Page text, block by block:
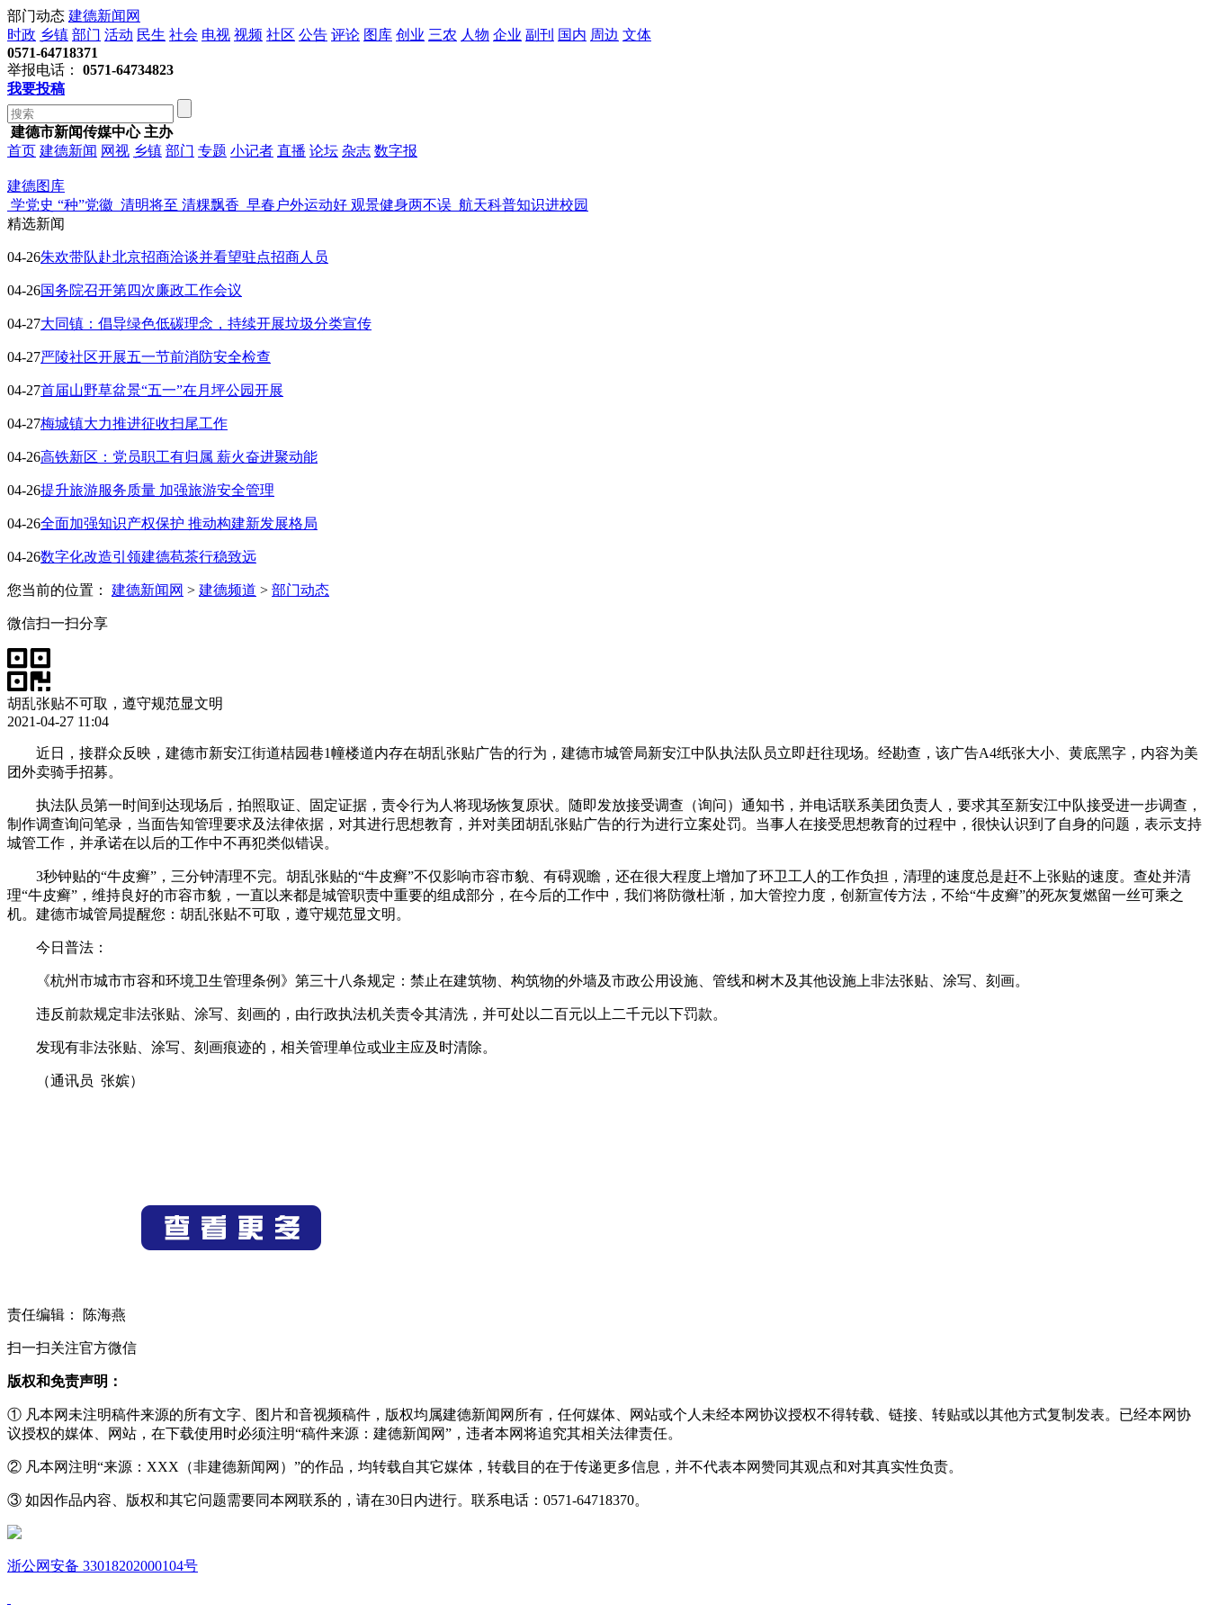
部门动态 建德新闻网
时政 乡镇 部门 活动 民生 社会 电视 视频 社区 公告 评论 图库 创业 三农 人物 企业 副刊 国内 周边 文体
0571-64718371
举报电话：
0571-64734823
我要投稿
建德市新闻传媒中心 主办
首页 建德新闻 网视 乡镇 部门 专题 小记者 直播 论坛 杂志 数字报
建德图库
学党史 “种”党徽 清明将至 清粿飘香 早春户外运动好 观景健身两不误 航天科普知识进校园
精选新闻
04-26​朱欢带队赴北京招商洽谈并看望驻点招商人员
04-26国务院召开第四次廉政工作会议
04-27大同镇：倡导绿色低碳理念，持续开展垃圾分类宣传
04-27严陵社区开展五一节前消防安全检查
04-27首届山野草盆景“五一”在月坪公园开展
04-27梅城镇大力推进征收扫尾工作
04-26高铁新区：党员职工有归属 薪火奋进聚动能
04-26提升旅游服务质量 加强旅游安全管理
04-26全面加强知识产权保护 推动构建新发展格局
04-26数字化改造引领建德苞茶行稳致远
您当前的位置： 建德新闻网 > 建德频道 > 部门动态
微信扫一扫分享
胡乱张贴不可取，遵守规范显文明
2021-04-27 11:04
近日，接群众反映，建德市新安江街道桔园巷1幢楼道内存在胡乱张贴广告的行为，建德市城管局新安江中队执法队员立即赶往现场。经勘查，该广告A4纸张大小、黄底黑字，内容为美
团外卖骑手招募。
执法队员第一时间到达现场后，拍照取证、固定证据，责令行为人将现场恢复原状。随即发放接受调查（询问）通知书，并电话联系美团负责人，要求其至新安江中队接受进一步调查，
制作调查询问笔录，当面告知管理要求及法律依据，对其进行思想教育，并对美团胡乱张贴广告的行为进行立案处罚。当事人在接受思想教育的过程中，很快认识到了自身的问题，表示支持
城管工作，并承诺在以后的工作中不再犯类似错误。
3秒钟贴的“牛皮癣”，三分钟清理不完。胡乱张贴的“牛皮癣”不仅影响市容市貌、有碍观瞻，还在很大程度上增加了环卫工人的工作负担，清理的速度总是赶不上张贴的速度。查处并清
理“牛皮癣”，维持良好的市容市貌，一直以来都是城管职责中重要的组成部分，在今后的工作中，我们将防微杜渐，加大管控力度，创新宣传方法，不给“牛皮癣”的死灰复燃留一丝可乘之
机。建德市城管局提醒您：胡乱张贴不可取，遵守规范显文明。
今日普法：
《杭州市城市市容和环境卫生管理条例》第三十八条规定：禁止在建筑物、构筑物的外墙及市政公用设施、管线和树木及其他设施上非法张贴、涂写、刻画。
违反前款规定非法张贴、涂写、刻画的，由行政执法机关责令其清洗，并可处以二百元以上二千元以下罚款。
发现有非法张贴、涂写、刻画痕迹的，相关管理单位或业主应及时清除。
（通讯员 张嫔）
责任编辑： 陈海燕
扫一扫关注官方微信
版权和免责声明：
① 凡本网未注明稿件来源的所有文字、图片和音视频稿件，版权均属建德新闻网所有，任何媒体、网站或个人未经本网协议授权不得转载、链接、转贴或以其他方式复制发表。已经本网协
议授权的媒体、网站，在下载使用时必须注明“稿件来源：建德新闻网”，违者本网将追究其相关法律责任。
② 凡本网注明“来源：XXX（非建德新闻网）”的作品，均转载自其它媒体，转载目的在于传递更多信息，并不代表本网赞同其观点和对其真实性负责。
③ 如因作品内容、版权和其它问题需要同本网联系的，请在30日内进行。联系电话：0571-64718370。
浙公网安备 33018202000104号